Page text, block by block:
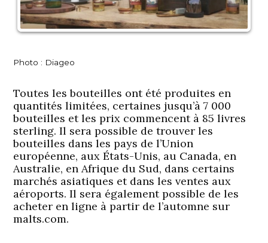
Photo : Diageo
Toutes les bouteilles ont été produites en
quantités limitées, certaines jusqu’à 7 000
bouteilles et les prix commencent à 85 livres
sterling. Il sera possible de trouver les
bouteilles dans les pays de l’Union
européenne, aux États-Unis, au Canada, en
Australie, en Afrique du Sud, dans certains
marchés asiatiques et dans les ventes aux
aéroports. Il sera également possible de les
acheter en ligne à partir de l’automne sur
malts.com.